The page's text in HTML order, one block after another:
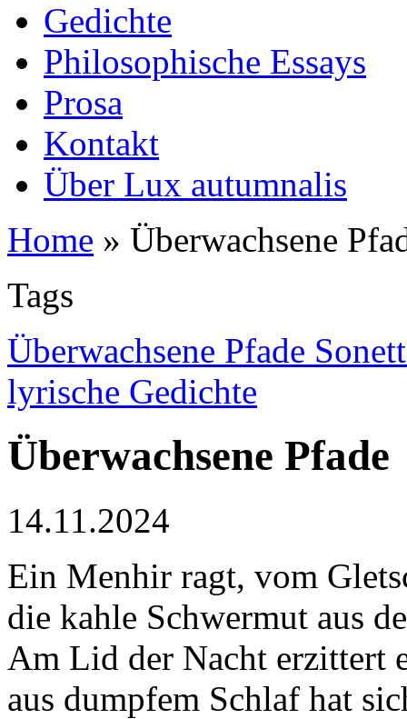
Gedichte
Philosophische Essays
Prosa
Kontakt
Über Lux autumnalis
Home » Überwachsene
Tags
Überwachsene Pfade
lyrische Gedichte
Überwachsene Pfade
14.11.2024
Ein Menhir ragt, vom
die kahle Schwermut aus
Am Lid der Nacht erzittert
aus dumpfem Schlaf hat